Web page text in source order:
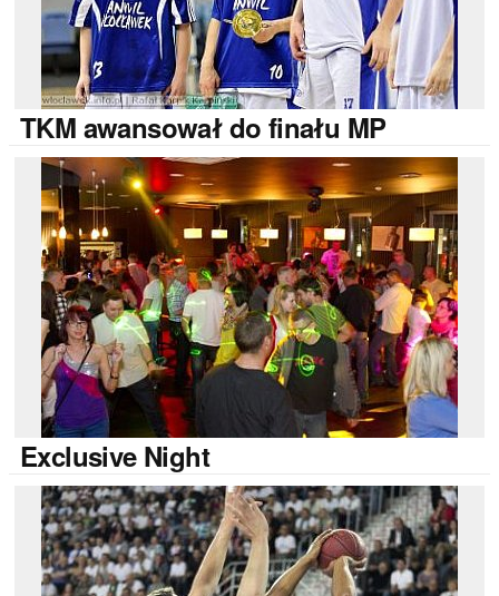
TKM awansował do finału MP
ExclusiveNight